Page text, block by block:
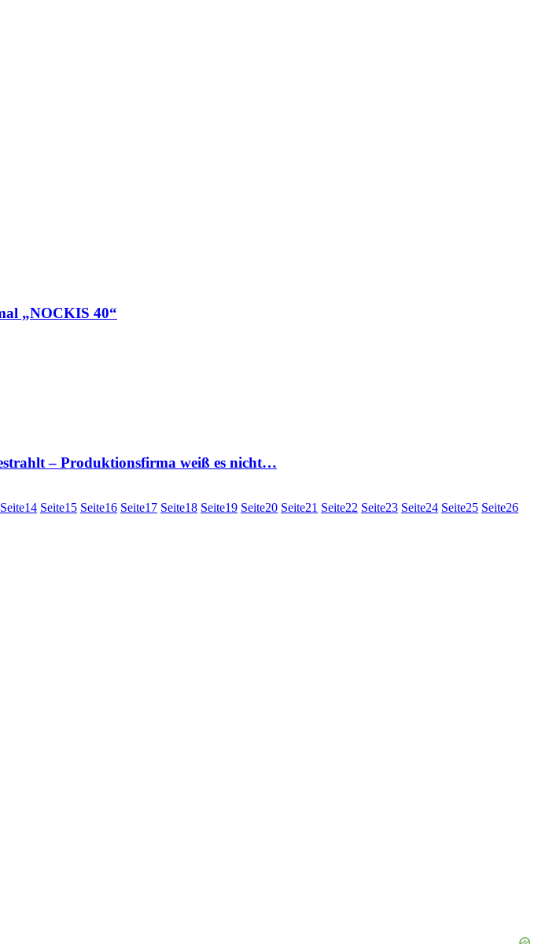
„NOCKIS 40“
– Produktionsfirma weiß es nicht…
Seite14 Seite15 Seite16 Seite17 Seite18 Seite19 Seite20 Seite21 Seite22 Seite23 Seite24 Seite25 Seite26